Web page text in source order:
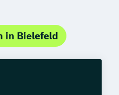
in Bielefeld